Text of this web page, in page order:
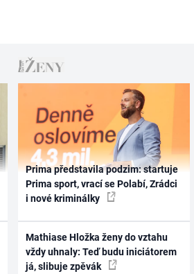
Prima představila podzim: startuje
Prima sport, vrací se Polabí, Zrádci
i nové kriminálky
Mathiase Hložka ženy do vztahu
vždy uhnaly: Teď budu iniciátorem
já, slibuje zpěvák